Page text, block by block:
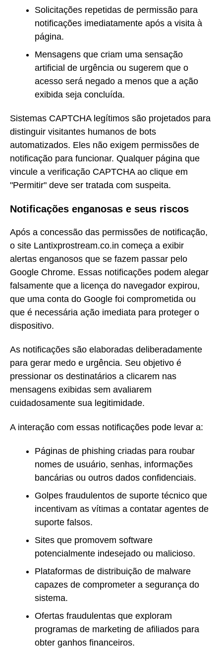
Solicitações repetidas de permissão para
notificações imediatamente após a visita à
página.
Mensagens que criam uma sensação
artificial de urgência ou sugerem que o
acesso será negado a menos que a ação
exibida seja concluída.
Sistemas CAPTCHA legítimos são projetados para
distinguir visitantes humanos de bots
automatizados. Eles não exigem permissões de
notificação para funcionar. Qualquer página que
vincule a verificação CAPTCHA ao clique em
"Permitir" deve ser tratada com suspeita.
Notificações enganosas e seus riscos
Após a concessão das permissões de notificação,
o site Lantixprostream.co.in começa a exibir
alertas enganosos que se fazem passar pelo
Google Chrome. Essas notificações podem alegar
falsamente que a licença do navegador expirou,
que uma conta do Google foi comprometida ou
que é necessária ação imediata para proteger o
dispositivo.
As notificações são elaboradas deliberadamente
para gerar medo e urgência. Seu objetivo é
pressionar os destinatários a clicarem nas
mensagens exibidas sem avaliarem
cuidadosamente sua legitimidade.
A interação com essas notificações pode levar a:
Páginas de phishing criadas para roubar
nomes de usuário, senhas, informações
bancárias ou outros dados confidenciais.
Golpes fraudulentos de suporte técnico que
incentivam as vítimas a contatar agentes de
suporte falsos.
Sites que promovem software
potencialmente indesejado ou malicioso.
Plataformas de distribuição de malware
capazes de comprometer a segurança do
sistema.
Ofertas fraudulentas que exploram
programas de marketing de afiliados para
obter ganhos financeiros.